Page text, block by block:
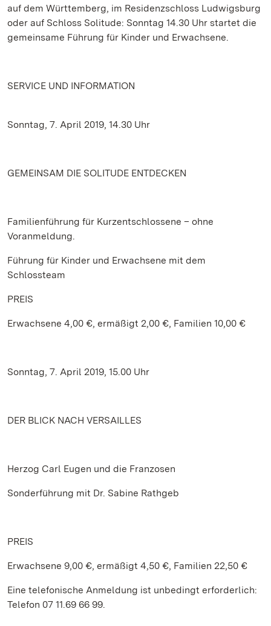
auf dem Württemberg, im Residenzschloss Ludwigsburg
oder auf Schloss Solitude: Sonntag 14.30 Uhr startet die
gemeinsame Führung für Kinder und Erwachsene.
SERVICE UND INFORMATION
Sonntag, 7. April 2019, 14.30 Uhr
GEMEINSAM DIE SOLITUDE ENTDECKEN
Familienführung für Kurzentschlossene – ohne
Voranmeldung.
Führung für Kinder und Erwachsene mit dem
Schlossteam
PREIS
Erwachsene 4,00 €, ermäßigt 2,00 €, Familien 10,00 €
Sonntag, 7. April 2019, 15.00 Uhr
DER BLICK NACH VERSAILLES
Herzog Carl Eugen und die Franzosen
Sonderführung mit Dr. Sabine Rathgeb
PREIS
Erwachsene 9,00 €, ermäßigt 4,50 €, Familien 22,50 €
Eine telefonische Anmeldung ist unbedingt erforderlich:
Telefon 07 11.69 66 99.